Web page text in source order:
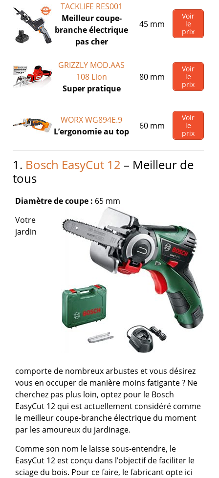
TACKLIFE RES001
Meilleur coupe-
branche électrique
pas cher
45 mm
Voir
le
prix
GRIZZLY MOD.AAS
108 Lion
Super pratique
80 mm
Voir
le
prix
WORX WG894E.9
L’ergonomie au top
60 mm
Voir
le
prix
1. Bosch EasyCut 12 – Meilleur de
tous
Diamètre de coupe : 65 mm
Votre
jardin
comporte de nombreux arbustes et vous désirez
vous en occuper de manière moins fatigante ? Ne
cherchez pas plus loin, optez pour le Bosch
EasyCut 12 qui est actuellement considéré comme
le meilleur coupe-branche électrique du moment
par les amoureux du jardinage.
Comme son nom le laisse sous-entendre, le
EasyCut 12 est conçu dans l’objectif de faciliter le
sciage du bois. Pour ce faire, le fabricant opte ici